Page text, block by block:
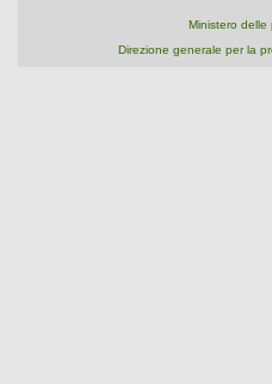
Ministero delle
Direzione generale per la